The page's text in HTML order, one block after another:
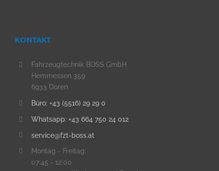
KONTAKT
Fahrzeugtechnik BOSS GmbH
Hemmessen 359
6933 Doren
Büro: +43 (5516) 29 29 0
Whatsapp: +43 664 750 24 012
service@fzt-boss.at
Montag - Freitag:
07:45 - 12:00